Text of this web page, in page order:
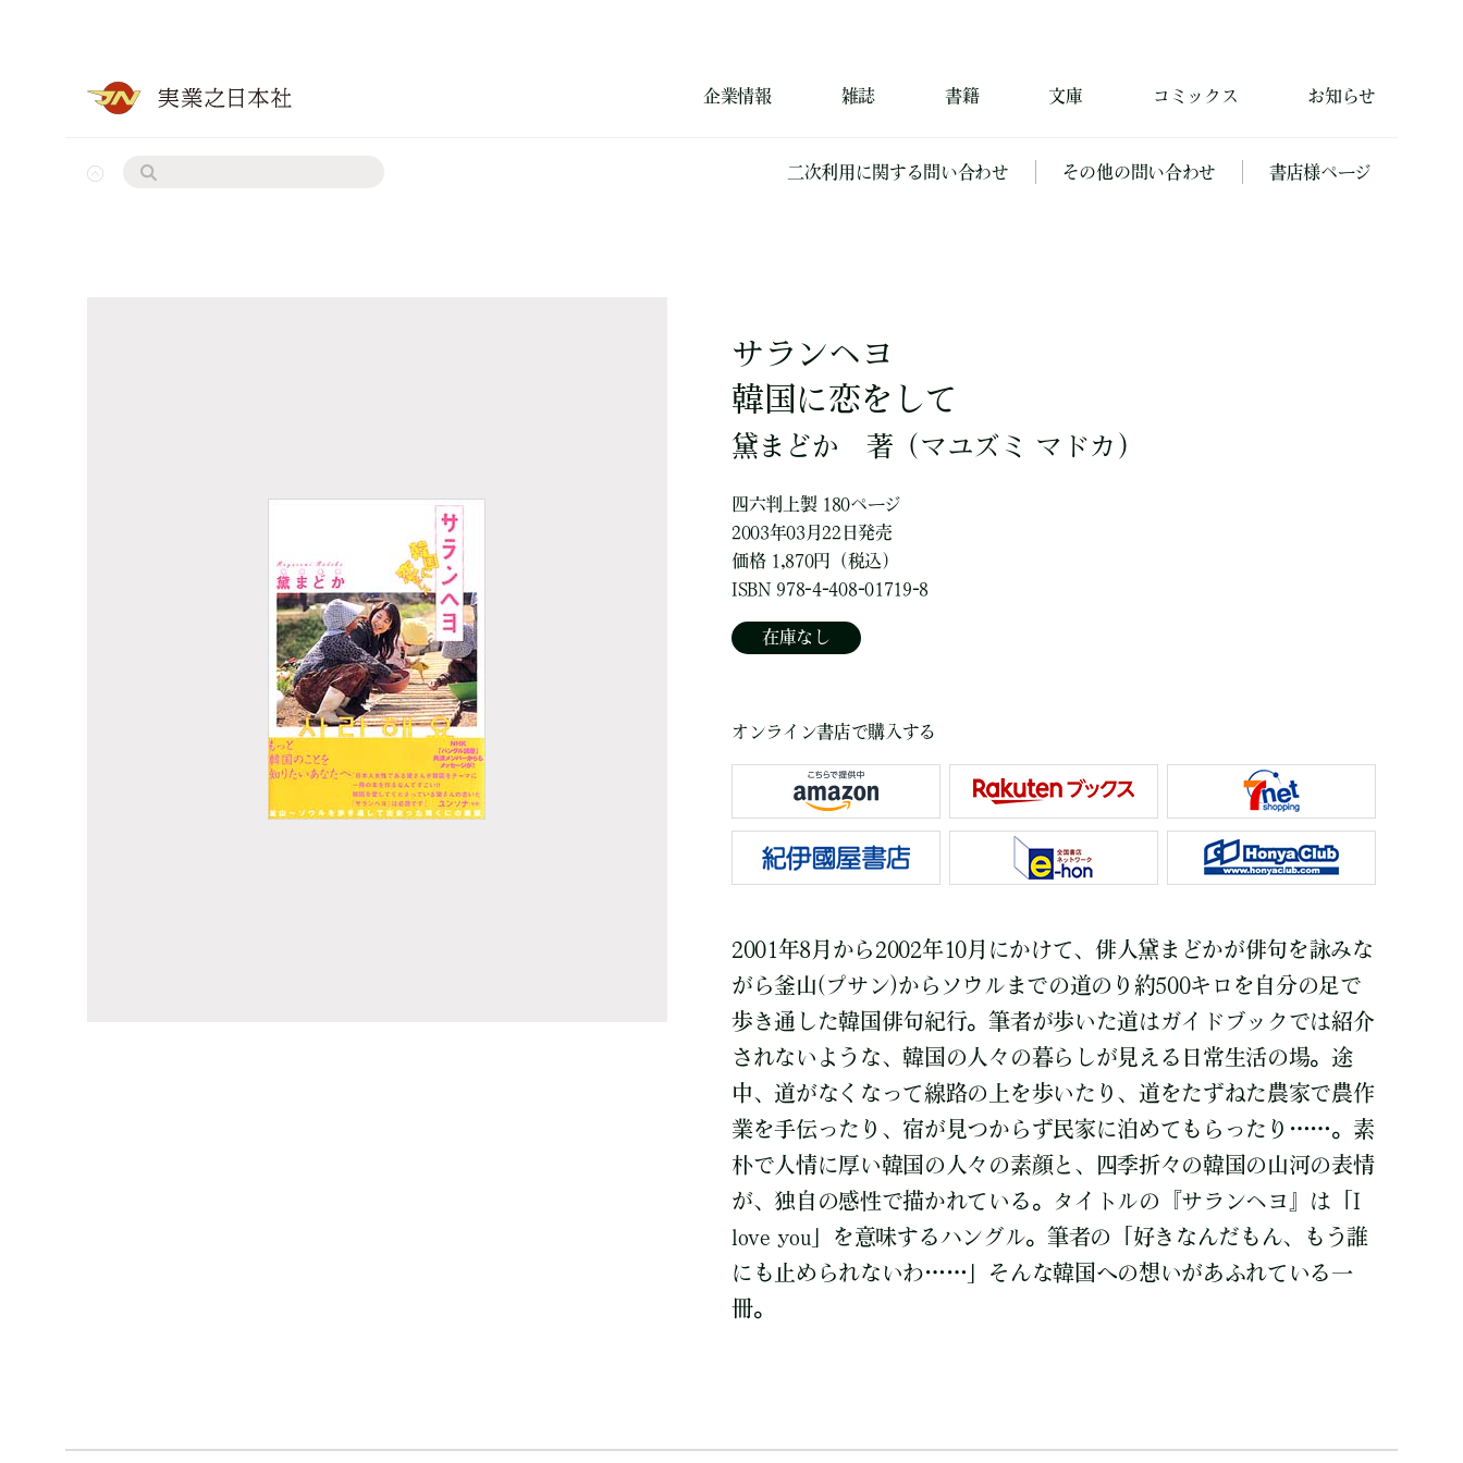
企業情報 雑誌 書籍 文庫 コミックス お知らせ
二次利用に関する問い合わせ その他の問い合わせ 書店様ページ
サランヘヨ
韓国に恋をして
黛まどか 著 （マユズミ マドカ）
四六判上製 180ページ
2003年03月22日発売
価格 1,870円（税込）
ISBN 978-4-408-01719-8
在庫なし
オンライン書店で購入する
2001年8月から2002年10月にかけて、俳人黛まどかが俳句を詠みな
がら釜山(プサン)からソウルまでの道のり約500キロを自分の足で
歩き通した韓国俳句紀行。筆者が歩いた道はガイドブックでは紹介
されないような、韓国の人々の暮らしが見える日常生活の場。途
中、道がなくなって線路の上を歩いたり、道をたずねた農家で農作
業を手伝ったり、宿が見つからず民家に泊めてもらったり……。素
朴で人情に厚い韓国の人々の素顔と、四季折々の韓国の山河の表情
が、独自の感性で描かれている。タイトルの『サランヘヨ』は「I
love you」を意味するハングル。筆者の「好きなんだもん、もう誰
にも止められないわ……」そんな韓国への想いがあふれている一
冊。